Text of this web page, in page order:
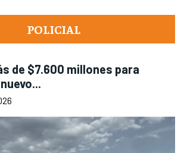
POLICIAL
de $7.600 millones para